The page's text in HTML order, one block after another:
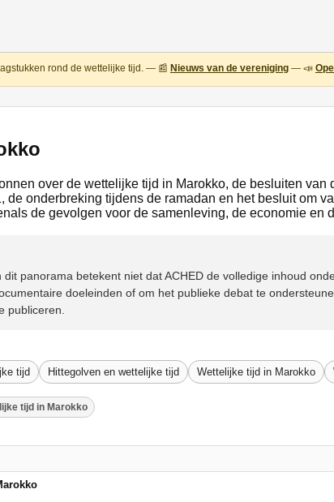
rond de wettelijke tijd. — 📰 Nieuws van de vereniging — 📣
over de wettelijke tijd in Marokko, de besluiten van
de onderbreking tijdens de ramadan en het besluit om
de gevolgen voor de samenleving, de economie en
panorama betekent niet dat ACHED de volledige inhoud
doeleinden of om het publieke debat te
publiceren.
tijd Hittegolven en wettelijke tijd Wettelijke tijd in Marokko
tijd in Marokko